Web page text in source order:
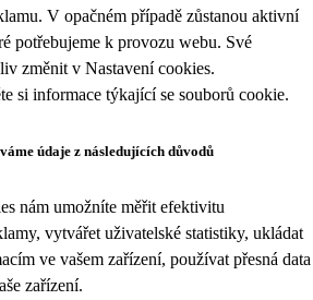
V opačném případě zůstanou aktivní
potřebujeme k provozu webu. Své
změnit v Nastavení cookies.
si informace týkající se souborů cookie.
údaje z následujících důvodů
nám umožníte měřit efektivitu
vytvářet uživatelské statistiky, ukládat
ve vašem zařízení, používat přesná data
zařízení.